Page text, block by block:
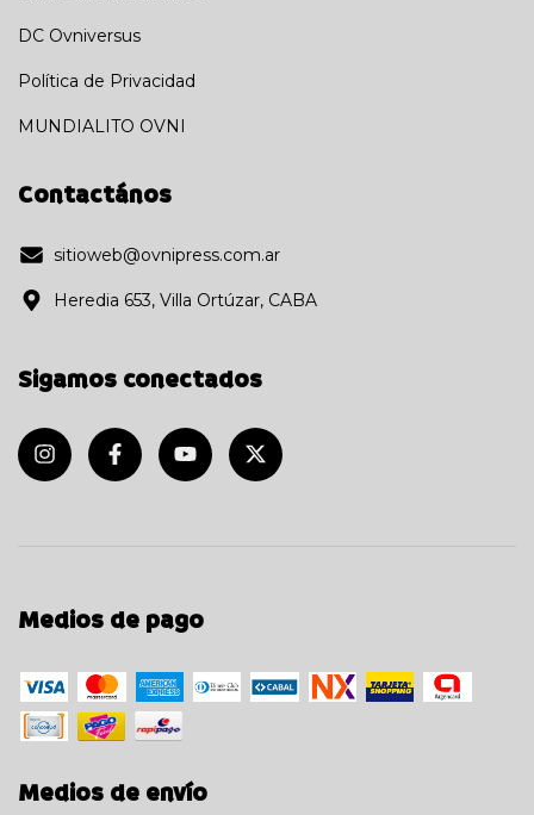
DC Ovniversus
Política de Privacidad
MUNDIALITO OVNI
Contactános
sitioweb@ovnipress.com.ar
Heredia 653, Villa Ortúzar, CABA
Sigamos conectados
Medios de pago
Medios de envío